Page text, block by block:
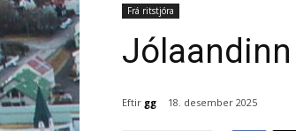
Frá ritstjóra
Eftir gg 18. desember 2025